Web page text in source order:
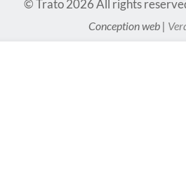
© Trato 2026All rights
Conception web |